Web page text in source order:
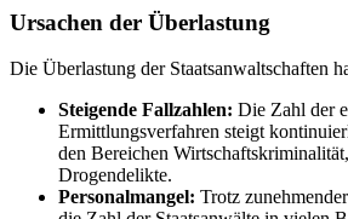
Ursachen der Überlastung
Die Überlastung der Staatsanwaltschaften
Steigende Fallzahlen: Die Zahl der
Ermittlungsverfahren steigt
den Bereichen
Drogendelikte.
Personalmangel: Trotz